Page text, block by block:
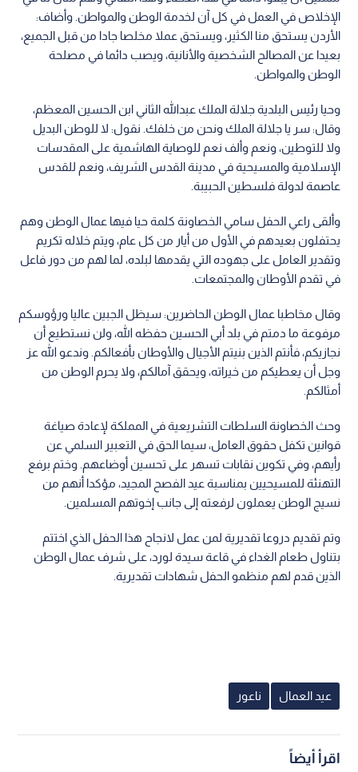
الإخلاص في العمل في كل آن لخدمة الوطن والمواطن. وأضاف:
الأردن يستحق منا الكثير، ويستحق عملا مخلصا جادا من قبل الجميع،
بعيدا عن المصالح الشخصية والأنانية، ويصب دائما في مصلحة
الوطن والمواطن.
وحيا رئيس البلدية جلالة الملك عبدالله الثاني ابن الحسين المعظم،
وقال: سر يا جلالة الملك ونحن من خلفك. نقول: لا للوطن البديل
ولا للتوطين، ونعم وألف نعم للوصاية الهاشمية على المقدسات
الإسلامية والمسيحية في مدينة القدس الشريف، ونعم للقدس
عاصمة لدولة فلسطين الحبيبة.
وألقى راعي الحفل سامي الخصاونة كلمة حيا فيها عمال الوطن وهم
يحتفلون بعيدهم في الأول من أيار من كل عام، ويتم خلاله تكريم
وتقدير العامل على جهوده التي يقدمها لبلده، لما لهم من دور فاعل
في تقدم الأوطان والمجتمعات.
وقال مخاطبا عمال الوطن الحاضرين: سيظل الجبين عاليا ورؤوسكم
مرفوعة ما دمتم في بلد أبي الحسين حفظه الله، ولن نستطيع أن
نجازيكم، فأنتم الذين بنيتم الأجيال والأوطان بأفعالكم. وندعو الله عز
وجل أن يعطيكم من خيراته، ويحقق آمالكم، ولا يحرم الوطن من
أمثالكم.
وحث الخصاونة السلطات التشريعية في المملكة لإعادة صياغة
قوانين تكفل حقوق العامل، سيما الحق في التعبير السلمي عن
رأيهم، وفي تكوين نقابات تسهر على تحسين أوضاعهم. وختم برفع
التهنئة للمسيحيين بمناسبة عيد الفصح المجيد، مؤكدا أنهم من
نسيج الوطن يعملون لرفعته إلى جانب إخوتهم المسلمين.
وتم تقديم دروعا تقديرية لمن عمل لانجاح هذا الحفل الذي اختتم
بتناول طعام الغداء في قاعة سيدة لورد، على شرف عمال الوطن
الذين قدم لهم منظمو الحفل شهادات تقديرية.
عيد العمال ناعور
اقرأ أيضاً